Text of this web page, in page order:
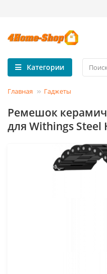
Категории
Главная Гаджеты
Ремешок
для Withings Steel